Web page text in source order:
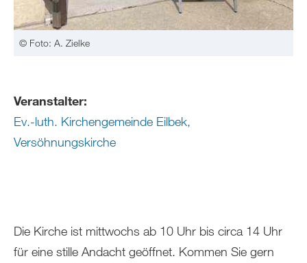
© Foto: A. Zielke
Veranstalter:
Ev.-luth. Kirchengemeinde Eilbek,
Versöhnungskirche
Die Kirche ist mittwochs ab 10 Uhr bis circa 14 Uhr
für eine stille Andacht geöffnet. Kommen Sie gern